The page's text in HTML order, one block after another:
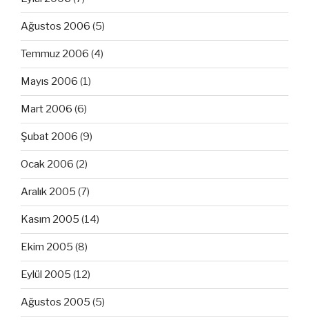
Ağustos 2006 (5)
Temmuz 2006 (4)
Mayıs 2006 (1)
Mart 2006 (6)
Şubat 2006 (9)
Ocak 2006 (2)
Aralık 2005 (7)
Kasım 2005 (14)
Ekim 2005 (8)
Eylül 2005 (12)
Ağustos 2005 (5)